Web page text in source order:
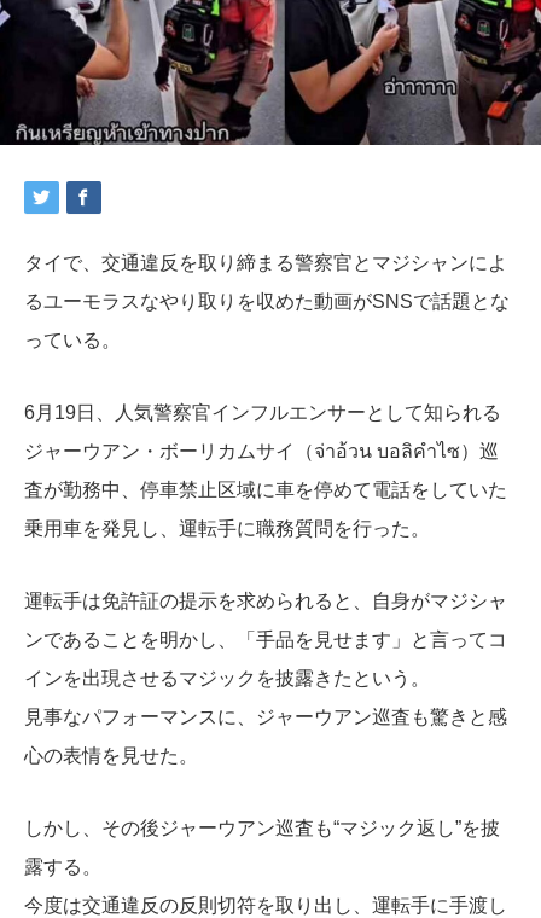
タイで、交通違反を取り締まる警察官とマジシャンによ
るユーモラスなやり取りを収めた動画がSNSで話題とな
っている。
6月19日、人気警察官インフルエンサーとして知られる
ジャーウアン・ボーリカムサイ（จ่าอ้วน บอลิคำไซ）巡
査が勤務中、停車禁止区域に車を停めて電話をしていた
乗用車を発見し、運転手に職務質問を行った。
運転手は免許証の提示を求められると、自身がマジシャ
ンであることを明かし、「手品を見せます」と言ってコ
インを出現させるマジックを披露きたという。
見事なパフォーマンスに、ジャーウアン巡査も驚きと感
心の表情を見せた。
しかし、その後ジャーウアン巡査も“マジック返し”を披
露する。
今度は交通違反の反則切符を取り出し、運転手に手渡し